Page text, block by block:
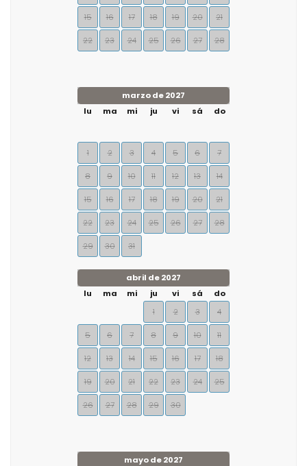
15 16 17 18 19 20 21
22 23 24 25 26 27 28
marzo de 2027
lu
ma mi ju vi sá do
1 2 3 4 5 6 7
8 9 10 11 12 13 14
15 16 17 18 19 20 21
22 23 24 25 26 27 28
29 30 31
abril de 2027
lu
ma mi ju vi sá
do
1
2 3 4
5 6 7 8 9 10 11
12 13 14 15 16 17 18
19 20 21 22 23 24 25
26 27 28 29 30
mayo de 2027